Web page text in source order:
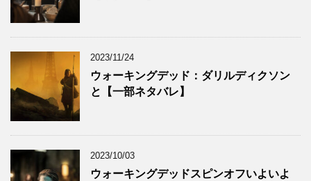
2023/11/24
ウォーキングデッド：ダリルディクソン
と【一部ネタバレ】
2023/10/03
ウォーキングデッドスピンオフいよいよ